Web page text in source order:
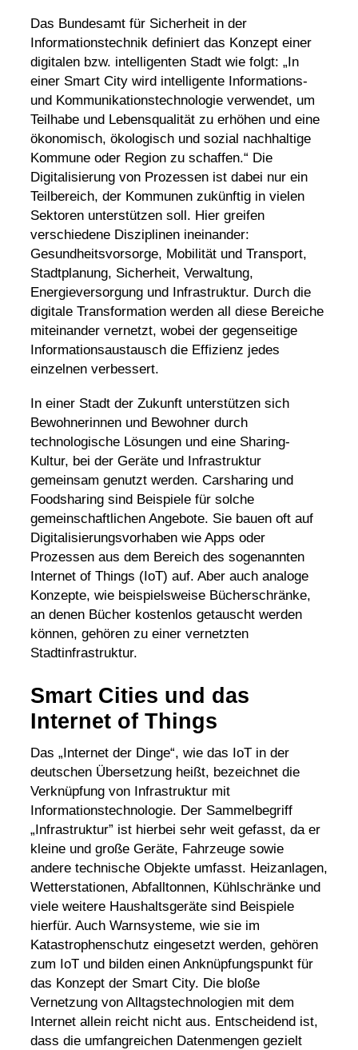
Das Bundesamt für Sicherheit in der
Informationstechnik definiert das Konzept einer
digitalen bzw. intelligenten Stadt wie folgt: „In
einer Smart Citywird intelligente Informations-
und Kommunikationstechnologie verwendet, um
Teilhabe und Lebensqualität zu erhöhen und eine
ökonomisch, ökologisch und sozial nachhaltige
Kommune oder Region zu schaffen.“ Die
Digitalisierung von Prozessen ist dabei nur ein
Teilbereich, der Kommunen zukünftig in vielen
Sektoren unterstützen soll. Hier greifen
verschiedene Disziplinen ineinander:
Gesundheitsvorsorge, Mobilität und Transport,
Stadtplanung, Sicherheit, Verwaltung,
Energieversorgung und Infrastruktur. Durch die
digitale Transformation werden all diese Bereiche
miteinander vernetzt, wobei der gegenseitige
Informationsaustausch die Effizienz jedes
einzelnen verbessert.
In einer Stadt der Zukunft unterstützen sich
Bewohnerinnen und Bewohner durch
technologische Lösungen und eine Sharing-
Kultur, bei der Geräte und Infrastruktur
gemeinsam genutzt werden. Carsharingund
Foodsharing sind Beispiele für solche
gemeinschaftlichen Angebote. Sie bauen oft auf
Digitalisierungsvorhaben wie Apps oder
Prozessen aus dem Bereich des sogenannten
Internet of Things (IoT) auf. Aber auch analoge
Konzepte, wie beispielsweise Bücherschränke,
an denen Bücher kostenlos getauscht werden
können, gehören zu einer vernetzten
Stadtinfrastruktur.
Smart Cities und das
Internet of Things
Das „Internet der Dinge“, wie das IoT in der
deutschen Übersetzung heißt, bezeichnet die
Verknüpfung von Infrastruktur mit
Informationstechnologie. Der Sammelbegriff
„Infrastruktur” ist hierbei sehr weit gefasst, da er
kleine und große Geräte, Fahrzeuge sowie
andere technische Objekte umfasst. Heizanlagen,
Wetterstationen, Abfalltonnen, Kühlschränke und
viele weitere Haushaltsgeräte sind Beispiele
hierfür. Auch Warnsysteme, wie sie im
Katastrophenschutz eingesetzt werden, gehören
zum IoT und bilden einen Anknüpfungspunkt für
das Konzept der Smart City. Die bloße
Vernetzung von Alltagstechnologien mit dem
Internet allein reicht nicht aus. Entscheidend ist,
dass die umfangreichen Datenmengen gezielt